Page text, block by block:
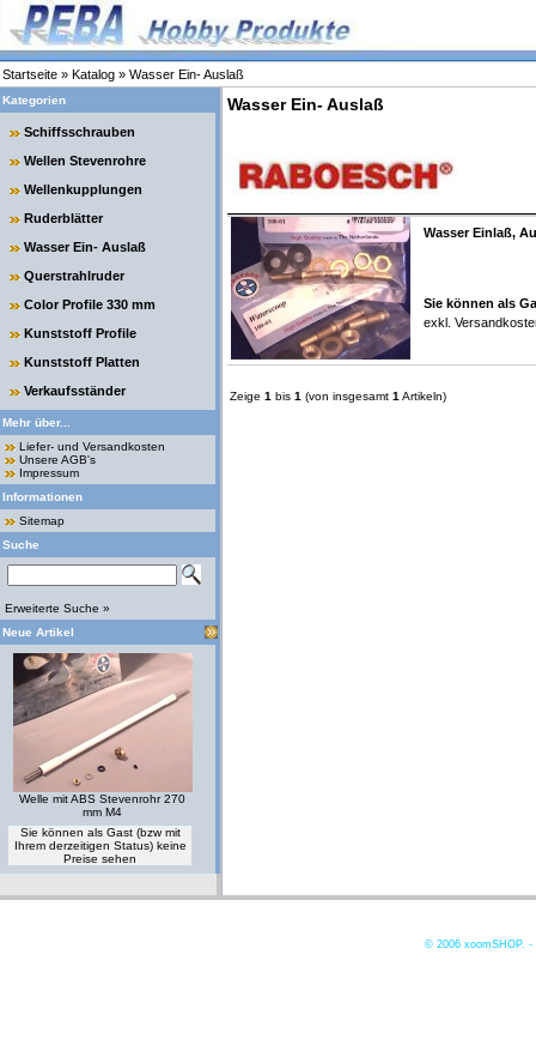
Startseite » Katalog » Wasser Ein- Auslaß
Kategorien
Schiffsschrauben
Wellen Stevenrohre
Wellenkupplungen
Ruderblätter
Wasser Ein- Auslaß
Querstrahlruder
Color Profile 330 mm
Kunststoff Profile
Kunststoff Platten
Verkaufsständer
Mehr über...
Liefer- und Versandkosten
Unsere AGB's
Impressum
Informationen
Sitemap
Suche
Erweiterte Suche »
Neue Artikel
Welle mit ABS Stevenrohr 270
mm M4
Sie können als Gast (bzw mit
Ihrem derzeitigen Status) keine
Preise sehen
Wasser Ein- Auslaß
Wasser Einlaß,
Sie können als
exkl.
Zeige 1 bis 1 (von insgesamt 1 Artikeln)
© 2006 xoomSHOP. -